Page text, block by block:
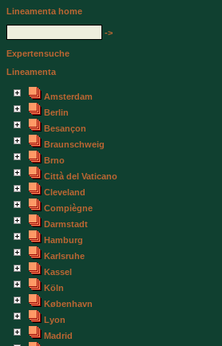
Lineamenta home
->
Expertensuche
Lineamenta
Amsterdam
Berlin
Besançon
Braunschweig
Brno
Città del Vaticano
Cleveland
Compiègne
Darmstadt
Hamburg
Karlsruhe
Kassel
Köln
København
Lyon
Madrid